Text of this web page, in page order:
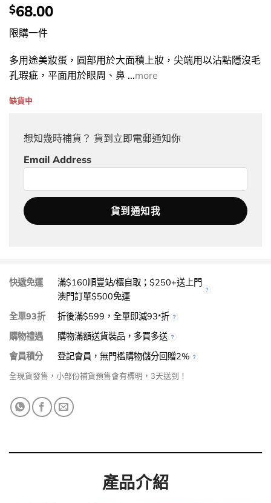
價
錢：
$68.00
限購一件
多用途美妝蛋，圓部用於大面積上妝，尖端用以沾點隱沒毛
孔瑕疵，平面用於眼周、鼻 ...more
缺貨中
想知幾時補貨？ 貨到立即電郵通知你
Email Address
快遞免運
滿$160順豐站/櫃自取；$250+送上門
澳門訂單$500免運
全單93折
折後滿$599，全單即減93*折
購物禮遇
購物滿額送貨裝品，多買多送
會員積分
登記會員，無門檻購物儲分回贈2%
全現貨發售，小部份補貨預售會有標明，3天送到！
產品介紹